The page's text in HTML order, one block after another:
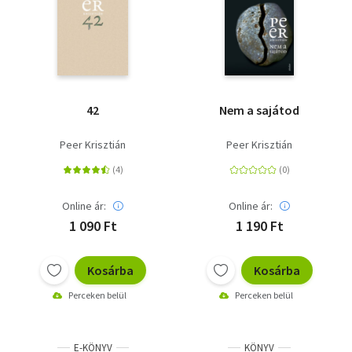
42
Peer Krisztián
Online ár:
1 090 Ft
Kosárba
Perceken belül
Nem a sajátod
Peer Krisztián
Online ár:
1 190 Ft
Kosárba
Perceken belül
E-KÖNYV KÖNYV